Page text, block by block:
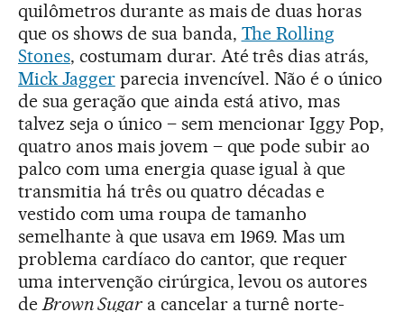
quilômetros durante as mais de duas horas
que os shows de sua banda, The Rolling
Stones, costumam durar. Até três dias atrás,
Mick Jaggerparecia invencível. Não é o único
de sua geração que ainda está ativo, mas
talvez seja o único – sem mencionar Iggy Pop,
quatro anos mais jovem – que pode subir ao
palco com uma energia quase igual à que
transmitia há três ou quatro décadas e
vestido com uma roupa de tamanho
semelhante à que usava em 1969. Mas um
problema cardíaco do cantor, que requer
uma intervenção cirúrgica, levou os autores
de Brown Sugara cancelar a turnê norte-